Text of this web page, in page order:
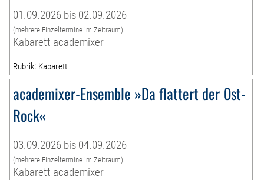
01.09.2026 bis 02.09.2026
(mehrere Einzeltermine im Zeitraum)
Kabarett academixer
Rubrik: Kabarett
academixer-Ensemble »Da flattert der Ost-
Rock«
03.09.2026 bis 04.09.2026
(mehrere Einzeltermine im Zeitraum)
Kabarett academixer